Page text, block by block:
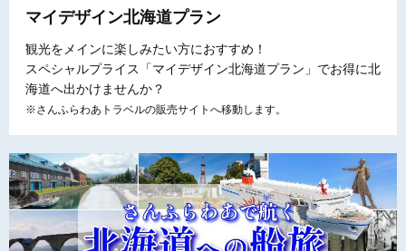
マイデザイン北海道プラン
観光をメインに楽しみたい方におすすめ！
スペシャルプライス「マイデザイン北海道プラン」でお得に北
海道へ出かけませんか？
※さんふらわあトラベルの販売サイトへ移動します。